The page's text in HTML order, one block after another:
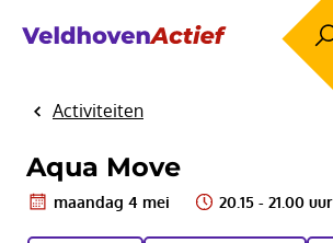
HomeActiviteiten
Aqua Move
maandag 4 mei 20.15 - 21.00 uur